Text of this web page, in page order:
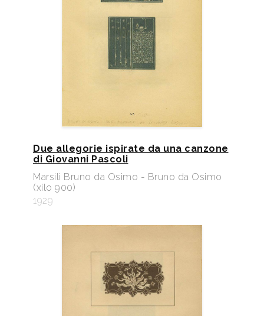
Due allegorie ispirate da una canzone
di Giovanni Pascoli
Marsili Bruno da Osimo - Bruno da Osimo
(xilo 900)
1929